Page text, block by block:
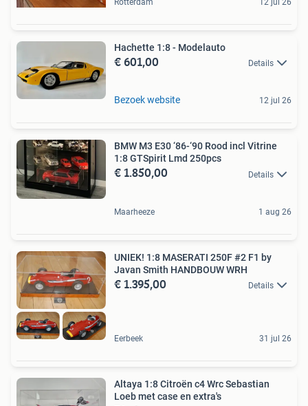
Rotterdam 12 jul 26
Hachette 1:8 - Modelauto
€ 601,00 Details
Bezoek website 12 jul 26
BMW M3 E30 ‘86-‘90 Rood incl Vitrine
1:8 GTSpirit Lmd 250pcs
€ 1.850,00 Details
Maarheeze 1 aug 26
UNIEK! 1:8 MASERATI 250F #2 F1 by
Javan Smith HANDBOUW WRH
€ 1.395,00 Details
Eerbeek 31 jul 26
Altaya 1:8 Citroën c4 Wrc Sebastian
Loeb met case en extra's